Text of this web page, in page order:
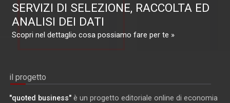
SERVIZI DI SELEZIONE, RACCOLTA ED
ANALISI DEI DATI
Scopri nel dettaglio cosa possiamo fare per te »
il progetto
"quoted business" è un progetto editoriale online di economia